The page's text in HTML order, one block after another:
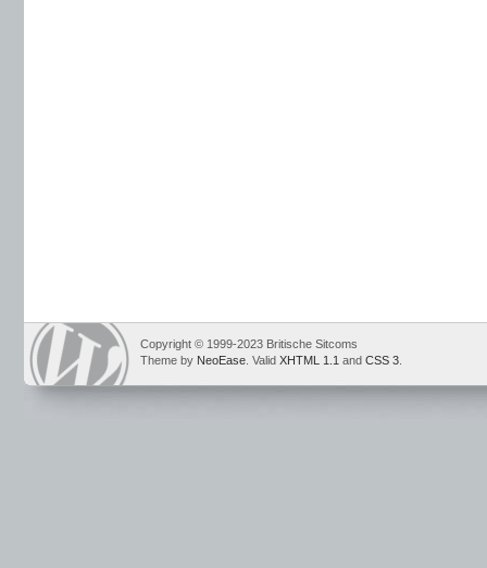
Copyright © 1999-2023 Britische Sitcoms
Theme by NeoEase . Valid XHTML 1.1 and CSS 3